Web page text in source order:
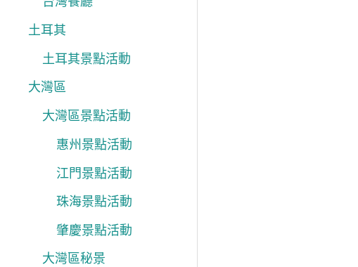
土耳其
土耳其景點活動
大灣區
大灣區景點活動
惠州景點活動
江門景點活動
珠海景點活動
肇慶景點活動
大灣區秘景